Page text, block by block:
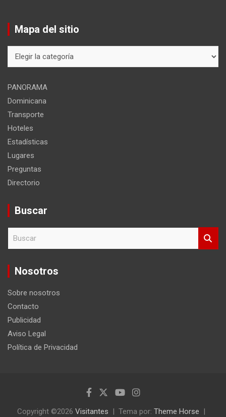
Mapa del sitio
del
PANORAMA
Dominicana
Transporte
Hoteles
Estadísticas
Lugares
Preguntas
Directorio
Buscar
c
Nosotros
Sobre nosotros
Contacto
Publicidad
Aviso Legal
Política de Privacidad
Copyright ©2026 Visitantes Tema por: Theme Horse